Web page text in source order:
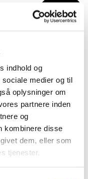
indhold og
medier og til
oplysninger om
partnere inden
og
kombinere disse
dem, eller som
tjenester.